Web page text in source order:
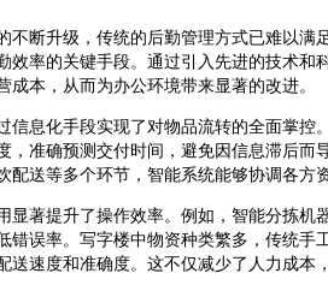
不断升级，传统的后勤管理方式已难以满
效率的关键手段。通过引入先进的技术和
成本，从而为办公环境带来显著的改进。
信息化手段实现了对物品流转的全面掌控
，准确预测交付时间，避免因信息滞后而
配送等多个环节，智能系统能够协调各方
显著提升了操作效率。例如，智能分拣机
错误率。写字楼中物资种类繁多，传统手
送速度和准确度。这不仅减少了人力成本